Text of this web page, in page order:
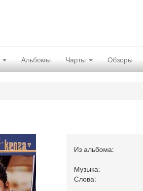
Альбомы Чарты Обзоры
Из альбома:
Музыка:
Слова: